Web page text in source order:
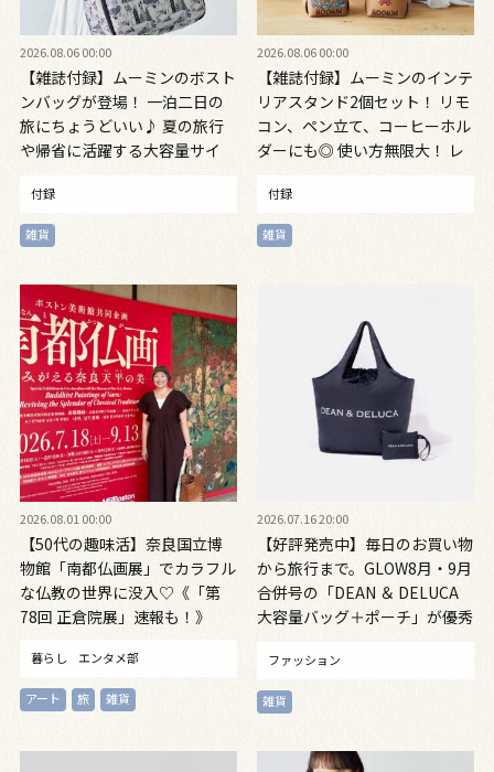
2026.08.06 00:00
【雑誌付録】ムーミンのボスト
ンバッグが登場！ 一泊二日の
旅にちょうどいい♪ 夏の旅行
や帰省に活躍する大容量サイ
付録
雑貨
2026.08.06 00:00
【雑誌付録】ムーミンのインテ
リアスタンド2個セット！ リモ
コン、ペン立て、コーヒーホル
ダーにも◎ 使い方無限大！ レ
スクのアクセントに！ 大人の
おしゃれ手帖９月号増刊
付録
雑貨
2026.08.01 00:00
【50代の趣味活】奈良国立博
物館「南都仏画展」でカラフル
な仏教の世界に没入♡《「第
78回 正倉院展」速報も！》
暮らし エンタメ部
アート 旅 雑貨
2026.07.16 20:00
【好評発売中】毎日のお買い物
から旅行まで。GLOW8月・9月
合併号の「DEAN ＆ DELUCA
大容量バッグ＋ポーチ」が優秀
ファッション
雑貨